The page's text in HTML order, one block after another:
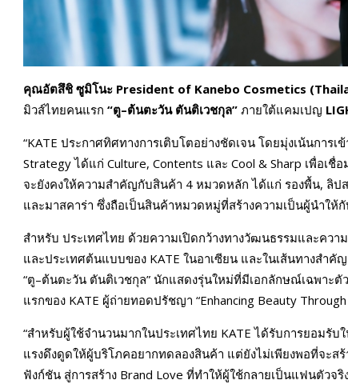
คุณอัตสึชิ ซูมิโนะ President of Kanebo Cosmetics
มิวส์ไทยคนแรก “ตู–ต้นตะวัน ตันติเวชกุล” ภายใต้แคมเปญ
“KATE ประกาศทิศทางการเติบโตอย่างชัดเจน โดยมุ่งเน้นการ
Strategy ได้แก่ Culture, Contents และ Cool & Sharp เพื่อ
จะยังคงให้ความสำคัญกับสินค้า 4 หมวดหลัก ได้แก่ รองพื้น, ลิป
และมาสคาร่า ซึ่งถือเป็นสินค้าหมวดหมู่ที่สร้างความเป็นผู้นำให้กั
สำหรับ ประเทศไทย ด้วยความเปิดกว้างทางวัฒนธรรมและค
และประเทศต้นแบบของ KATE ในอาเซียน และในเส้นทางสำคั
“ตู–ต้นตะวัน ตันติเวชกุล” นักแสดงรุ่นใหม่ที่มีเอกลักษณ์เฉพาะ
แรกของ KATE ผู้ถ่ายทอดปรัชญา “Enhancing Beauty
“สำหรับผู้ใช้จำนวนมากในประเทศไทย KATE ได้รับการยอม
แรงดึงดูดให้ผู้บริโภคอยากทดลองสินค้า แต่ยังไม่เพียงพอที่จะส
ฟังก์ชัน สู่การสร้าง Brand Love ที่ทำให้ผู้ใช้กลายเป็นแฟนตัวจริ